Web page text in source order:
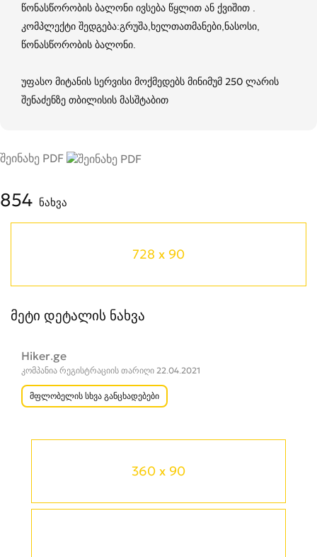
360 x 90
წონასწორობის ბალონი ივსება წყლით ან ქვიშით .
კომპლექტი შედგება:გრუშა,ხელთათმანები,ნასოსი,
წონასწორობის ბალონი.
უფასო მიტანის სერვისი მოქმედებს მინიმუმ 250 ლარის
შენაძენზე თბილისის მასშტაბით
შეინახე PDF
854 ნახვა
728 x 90
მეტი დეტალის ნახვა
Hiker.ge
კომპანია რეგისტრაციის თარიღი 22.04.2021
მფლობელის სხვა განცხადებები